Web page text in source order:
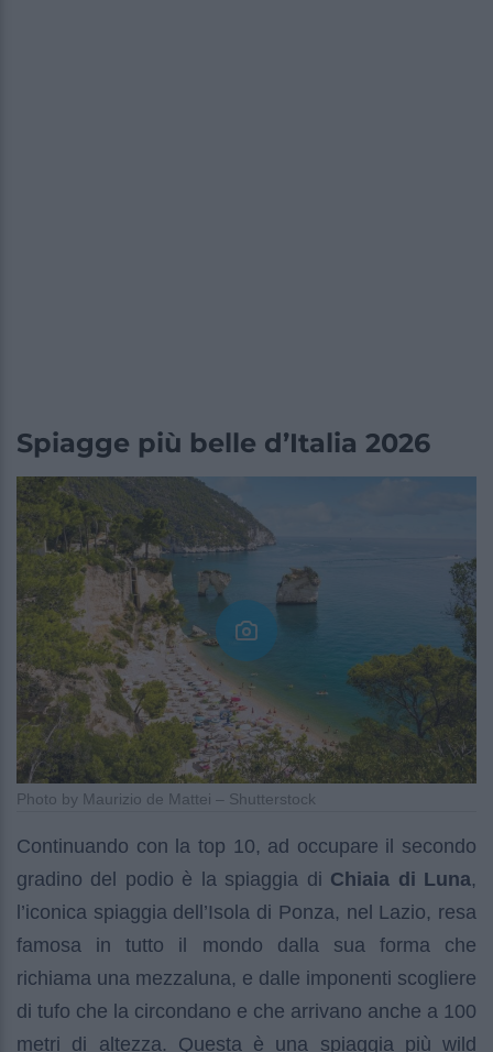
Spiagge più belle d’Italia 2026
Photo by Maurizio de Mattei – Shutterstock
Continuando con la top 10, ad occupare il secondo
gradino del podio è la spiaggia di Chiaia di Luna,
l’iconica spiaggia dell’Isola di Ponza, nel Lazio, resa
famosa in tutto il mondo dalla sua forma che
richiama una mezzaluna, e dalle imponenti scogliere
di tufo che la circondano e che arrivano anche a 100
metri di altezza. Questa è una spiaggia più wild